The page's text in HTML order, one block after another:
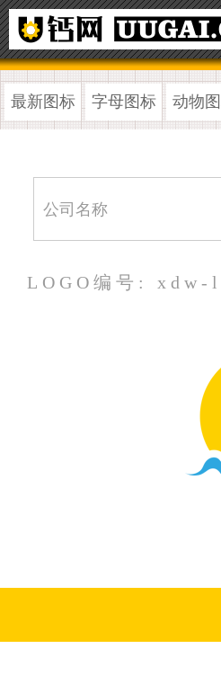
最新图标 字母图标 动物
LOGO编号: xdw-